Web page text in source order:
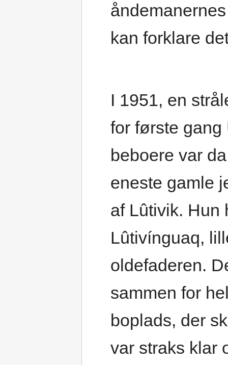
kan forklare
I 1951, en
for første
beboere var
eneste gamle
af Lûtivik. Hun
Lûtivínguaq,
oldefaderen.
sammen for
boplads, der
var straks klar